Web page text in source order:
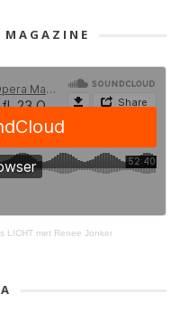
MAGAZINE
LICHT met Renee Jonker